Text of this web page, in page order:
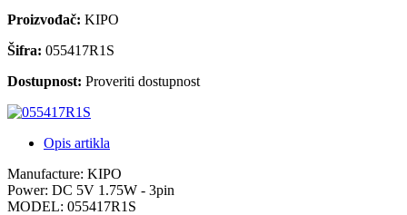
Proizvođač: KIPO
Šifra: 055417R1S
Dostupnost: Proveriti dostupnost
Opis artikla
Manufacture: KIPO
Power: DC 5V 1.75W - 3pin
MODEL: 055417R1S